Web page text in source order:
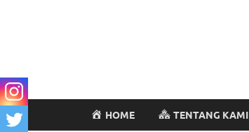
HOME TENTANG KAMI